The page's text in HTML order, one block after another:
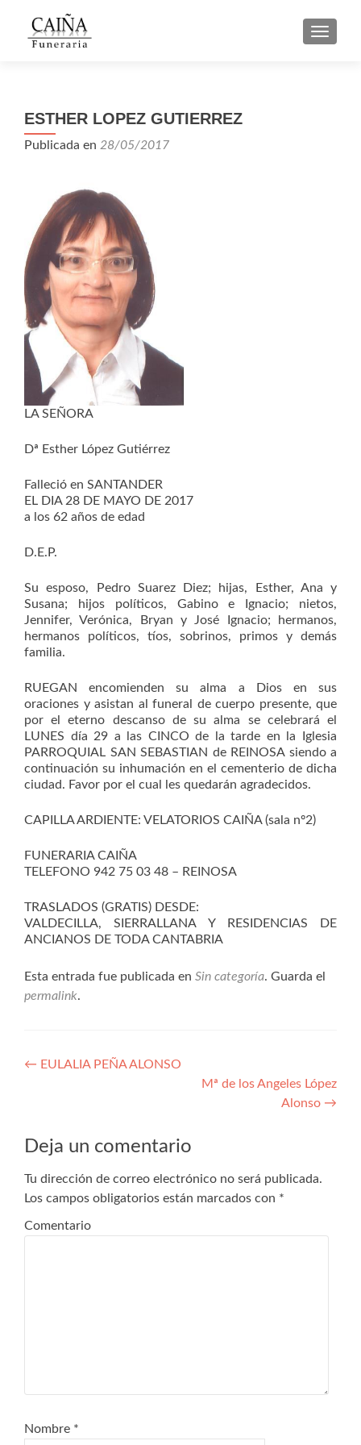
ESTHER LOPEZ GUTIERREZ
Publicada en 28/05/2017
LA SEÑORA
Dª Esther López Gutiérrez
Falleció en SANTANDER
EL DIA 28 DE MAYO DE 2017
a los 62 años de edad
D.E.P.
Su esposo, Pedro Suarez Diez; hijas, Esther, Ana y
Susana; hijos políticos, Gabino e Ignacio; nietos,
Jennifer, Verónica, Bryan y José Ignacio; hermanos,
hermanos políticos, tíos, sobrinos, primos y demás
familia.
RUEGAN encomienden su alma a Dios en sus
oraciones y asistan al funeral de cuerpo presente, que
por el eterno descanso de su alma se celebrará el
LUNES día 29 a las CINCO de la tarde en la Iglesia
PARROQUIAL SAN SEBASTIAN de REINOSA siendo a
continuación su inhumación en el cementerio de dicha
ciudad. Favor por el cual les quedarán agradecidos.
CAPILLA ARDIENTE: VELATORIOS CAIÑA (sala nº2)
FUNERARIA CAIÑA
TELEFONO 942 75 03 48 – REINOSA
TRASLADOS (GRATIS) DESDE:
VALDECILLA, SIERRALLANA Y RESIDENCIAS DE
ANCIANOS DE TODA CANTABRIA
Esta entrada fue publicada en Sin categoría. Guarda el
permalink.
Navegación
← EULALIA PEÑA ALONSO
Mª de los Angeles López
Alonso →
Deja un comentario
Tu dirección de correo electrónico no será publicada.
Los campos obligatorios están marcados con *
Comentario
Nombre *